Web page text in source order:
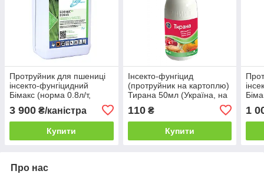
Протруйник для пшениці
інсекто-фунгіцидний
Бімакс (норма 0.8л/т,
3 900 ₴/каністра
Купити
Інсекто-фунгіцид
(протруйник на картоплю)
Тирана 50мл (Україна, на
100кг картоплі) 160шт/ящ
110₴
Купити
1
Про нас